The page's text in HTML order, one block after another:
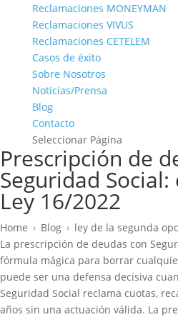
Reclamaciones MONEYMAN
Reclamaciones VIVUS
Reclamaciones CETELEM
Casos de éxito
Sobre Nosotros
Noticias/Prensa
Blog
Contacto
Seleccionar Página
Prescripción de
Seguridad
Ley 16/2022
Home › Blog › ley de la segunda
La prescripción de deudas con
fórmula mágica para borrar
puede ser una defensa decisiva
Seguridad Social reclama cuotas,
años sin una actuación válida. La